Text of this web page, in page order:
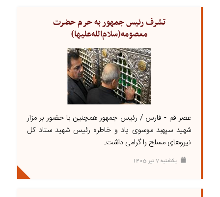
تشرف رئیس جمهور به حرم حضرت
معصومه(سلام‌الله‌علیها)
عصر قم - فارس / رئیس جمهور همچنین با حضور بر مزار
شهید سپهبد موسوی یاد و خاطره رئیس شهید ستاد کل
نیروهای مسلح را گرامی داشت.
يکشنبه ۷ تير ۱۴۰۵